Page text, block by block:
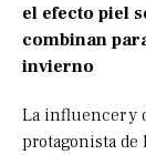
el efecto piel
combinan
invierno
La influencer y
protagonista de